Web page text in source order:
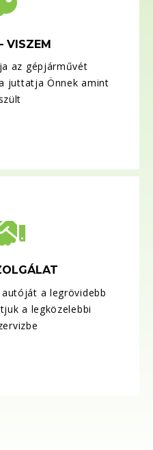
VISZEM
az gépjárművét
juttatja Önnek amint
a legrövidebb
a legközelebbi